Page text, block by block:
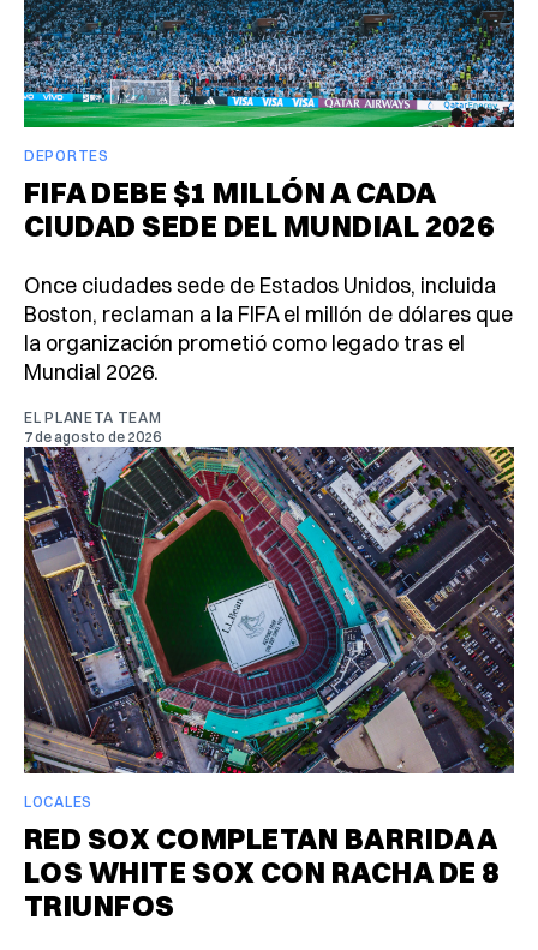
DEPORTES
FIFA DEBE $1 MILLÓN A CADA
CIUDAD SEDE DEL MUNDIAL 2026
Once ciudades sede de Estados Unidos, incluida
Boston, reclaman a la FIFA el millón de dólares que
la organización prometió como legado tras el
Mundial 2026.
EL PLANETA TEAM
7 de agosto de 2026
LOCALES
RED SOX COMPLETAN BARRIDA A
LOS WHITE SOX CON RACHA DE 8
TRIUNFOS